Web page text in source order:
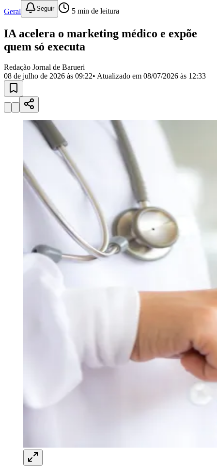
Bairros de Barueri
Selecione sua região Para notícias da sua região
JubranBelvalBethavilleBoa
VistaCalifórnia CarapicuíbaCentroChácaras MarcoCidades da
Região
Militar
Califórnia Jardim dos Altos
Esperança Jardim Graziela
Jardim Paraíso Jardim PaulistaJardim Reginalice
Jardim São Pedro Jardim São Silvestre Jardim Silveira
Jardim TupanciMutinga Nova Aldeinha
Parque Imperial Parque Santa Luzia
do Bom Jesus
Recanto Phrynéa
Santana de
ParnaíbaSilveira Tamboré Vila Barros Vila Boa Vista
do CondeVila Engenho Novo Vila Márcia Vila Nossa Sra. da
Vila Porto
Votupoca
Para Sua Empresa
Anuncie no Portal
Guia de Empresas
Divulgar VagasNovo
Publicidade Legal
Negócios Regionais
Jandira
Caieiras
Embu das Artes
Selo Verificado
Panorama Econômico
Geral Seguir 5 min de leitura
IA acelera o marketing médico e expõe
quem só executa
Redação Jornal de Barueri
08 de julho de 2026 às 09:22• Atualizado em 08/07/2026 às 12:33